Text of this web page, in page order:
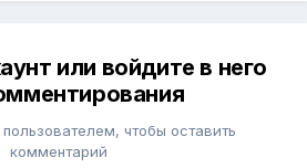
или войдите в него
чтобы оставить
комментарий